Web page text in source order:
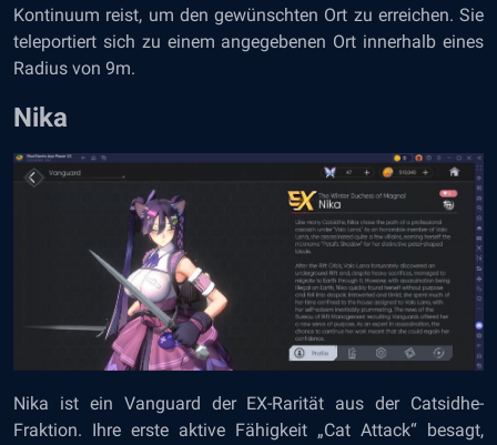
Kontinuum reist, um den gewünschten Ort zu erreichen. Sie
teleportiert sich zu einem angegebenen Ort innerhalb eines
Radius von 9m.
Nika
Nika ist ein Vanguard der EX-Rarität aus der Catsidhe-
Fraktion. Ihre erste aktive Fähigkeit „Cat Attack“ besagt,